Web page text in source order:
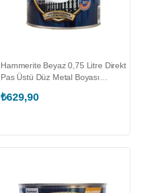
Hammerite Beyaz 0,75 Litre Direkt
Pas Üstü Düz Metal Boyası
₺629,90